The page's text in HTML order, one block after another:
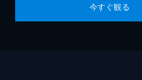
今すぐ観る